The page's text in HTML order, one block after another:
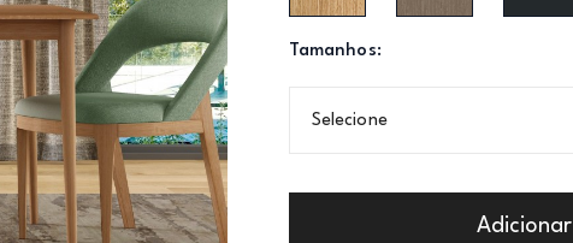
Tamanhos:
Selecione